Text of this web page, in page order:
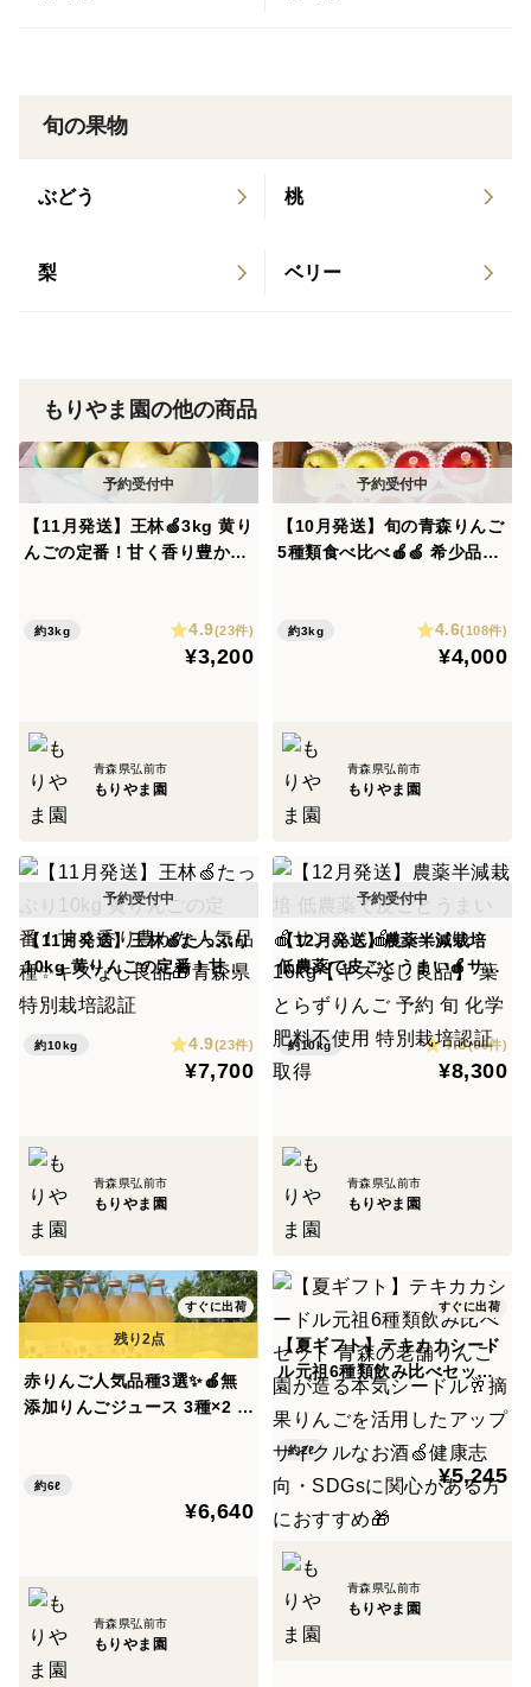
葉っぱを取らずに収穫まで栽培する方法のことです。昔
て、りんごを色むらなくきれいに赤くすることがよいと
した方が、葉っぱが光合成をおこない、りんごの実にた
た。もりやま園では見た目よりも味重視で栽培していま
す。
＜保存方法＞
届きましたらすぐに冷蔵庫の野菜室で保存してくださ
ペーパーで1つずつ包み、
小分けにしてポリ袋に入れていただくと、より一層おい
＜主な出荷先＞
学校給食やオーガニックスーパー、自然食品店などに出
＜産地の特徴＞
青森県弘前市の樹木・緑ケ丘エリア。青森りんご発祥の
地です。
＜不良品について＞
到着後すぐに状態をご確認ください。
配送ドライバーさんが引き取りに行くまで、箱ごと保管
してください。
内部褐変（内側の変色）などでお召し上がりいただけな
い場合には、個数ごとに返金させていただきます。
お手数ですが、状態がわかる写真を撮影いただき、下記
へご連絡をお願いいたします。
https://www.tabechoku.com/inquiry/new?
category=repayment
もりやま園では、彩香の酸味・渋みを利用し、
https://www.tabechoku.com/products/77850
ポリフェノールが多いために褐色した果肉が特徴の「干
月 雑誌「美的」でテキカカシードル掲載 2021年3
理王国100選 2021年】にテキカカシードル認定 20
詞 ～日本全国 歌碑めぐり～」氷川きよしさん来
年9月 食品ロスジャーナリスト 井出留美さん著「捨
てられる食べものたち」で紹介 2020年3月 NHK コ
ウケンテツの日本100年ゴハン紀行出演 2020年2月
全国果樹技術・経営コンクール 農林水産大臣賞受賞
2019年8月 テキカカシードルがジャパン・シード
旬の果物
ぶどう 桃
梨 ベリー
もりやま園の他の商品
【11月発送】王林🍏3kg 黄り
んごの定番！甘く香り豊かな
約3kg 4.9(23件)
¥3,200
青森県弘前市
もりやま園
【10月発送】旬の青森りんご
5種類食べ比べ🍎🍏 希少品種
学肥料不使用 りんご食べ比
べ 予約 おすすめ 人気
約3kg 4.6(108件)
¥4,000
青森県弘前市
もりやま園
【11月発送】王林🍏たっぷり
10kg 黄りんごの定番！甘く
香り豊かな人気品種✨キズな
し良品🎁青森県特別栽培認証
約10kg 4.9(23件)
¥7,700
青森県弘前市
もりやま園
【12月発送】農薬半減栽培
低農薬で皮ごとうまい🍎サン
ふじ🍎たっぷり10kg【キズ
なし良品】 葉とらずりんご
予約 旬 化学肥料不使用 特別
栽培認証取得
約10kg 4.8(96件)
¥8,300
青森県弘前市
もりやま園
すぐに出荷
赤りんご人気品種3選✨🍎無
添加りんごジュース 3種×2 計
楽しむ♪ 飲み比べセット✨
約6ℓ
¥6,640
青森県弘前市
もりやま園
すぐに出荷
【夏ギフト】テキカカシード
ル元祖6種類飲み比べセット
青森の老舗りんご園が造る本
気シードル🥂摘果りんごを活
用したアップサイクルなお酒
🍏健康志向・SDGsに関心が
ある方におすすめ🎁
約2ℓ
¥5,245
青森県弘前市
もりやま園